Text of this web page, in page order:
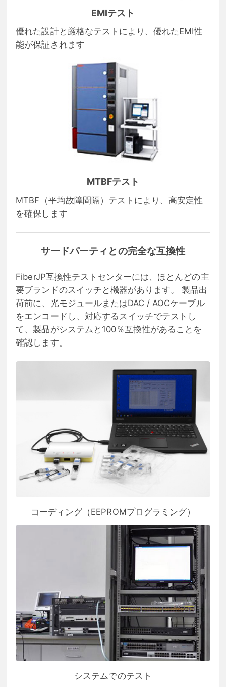
EMIテスト
優れた設計と厳格なテストにより、優れたEMI性
能が保証されます
MTBFテスト
MTBF（平均故障間隔）テストにより、高安定性
を確保します
サードパーティとの完全な互換性
FiberJP互換性テストセンターには、ほとんどの主
要ブランドのスイッチと機器があります。 製品出
荷前に、光モジュールまたはDAC / AOCケーブル
をエンコードし、対応するスイッチでテストし
て、製品がシステムと100％互換性があることを
確認します。
コーディング（EEPROMプログラミング）
システムでのテスト